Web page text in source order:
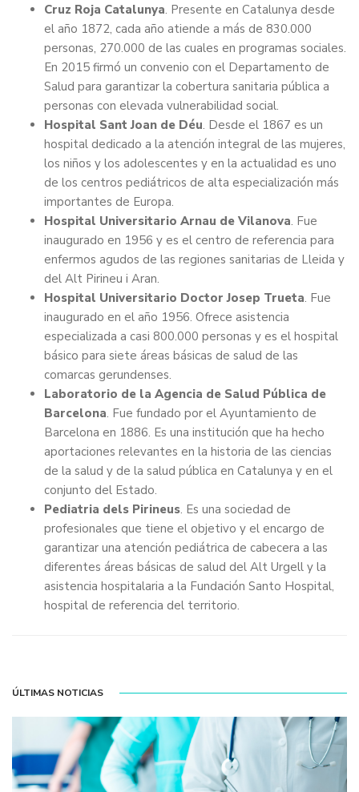
Cruz Roja Catalunya. Presente en Catalunya desde
el año 1872, cada año atiende a más de 830.000
personas, 270.000 de las cuales en programas sociales.
En 2015 firmó un convenio con el Departamento de
Salud para garantizar la cobertura sanitaria pública a
personas con elevada vulnerabilidad social.
Hospital Sant Joan de Déu. Desde el 1867 es un
hospital dedicado a la atención integral de las mujeres,
los niños y los adolescentes y en la actualidad es uno
de los centros pediátricos de alta especialización más
importantes de Europa.
Hospital Universitario Arnau de Vilanova. Fue
inaugurado en 1956 y es el centro de referencia para
enfermos agudos de las regiones sanitarias de Lleida y
del Alt Pirineu i Aran.
Hospital Universitario Doctor Josep Trueta. Fue
inaugurado en el año 1956. Ofrece asistencia
especializada a casi 800.000 personas y es el hospital
básico para siete áreas básicas de salud de las
comarcas gerundenses.
Laboratorio de la Agencia de Salud Pública de
Barcelona. Fue fundado por el Ayuntamiento de
Barcelona en 1886. Es una institución que ha hecho
aportaciones relevantes en la historia de las ciencias
de la salud y de la salud pública en Catalunya y en el
conjunto del Estado.
Pediatria dels Pirineus. Es una sociedad de
profesionales que tiene el objetivo y el encargo de
garantizar una atención pediátrica de cabecera a las
diferentes áreas básicas de salud del Alt Urgell y la
asistencia hospitalaria a la Fundación Santo Hospital,
hospital de referencia del territorio.
ÚLTIMAS NOTICIAS